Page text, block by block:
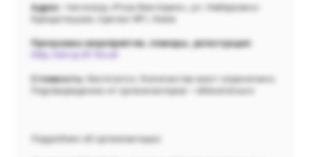
Адрес:
теплоход «Роза Виктория», ул. Набережно-
Крещатицкая, причал №1, Киев
Программа мероприятия, спикеры, регистрация
Стоимость:
бесплатно. Количество мест ограничено.
Подтверждение от организаторов —обязательно
Подробнее об организаторах: